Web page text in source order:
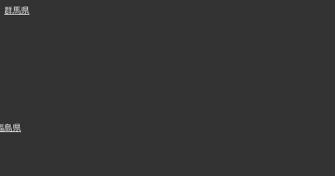
群馬県
島県